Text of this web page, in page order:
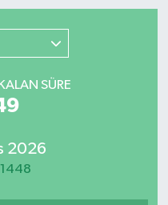
SÜRE
2026
Vakitleri
Fikstür